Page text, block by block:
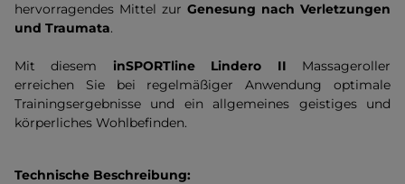
hervorragendes Mittel zur Genesung nach Verletzungen
und Traumata.
Mit diesem inSPORTline Lindero II Massageroller
erreichen Sie bei regelmäßiger Anwendung optimale
Trainingsergebnisse und ein allgemeines geistiges und
körperliches Wohlbefinden.
Technische Beschreibung: